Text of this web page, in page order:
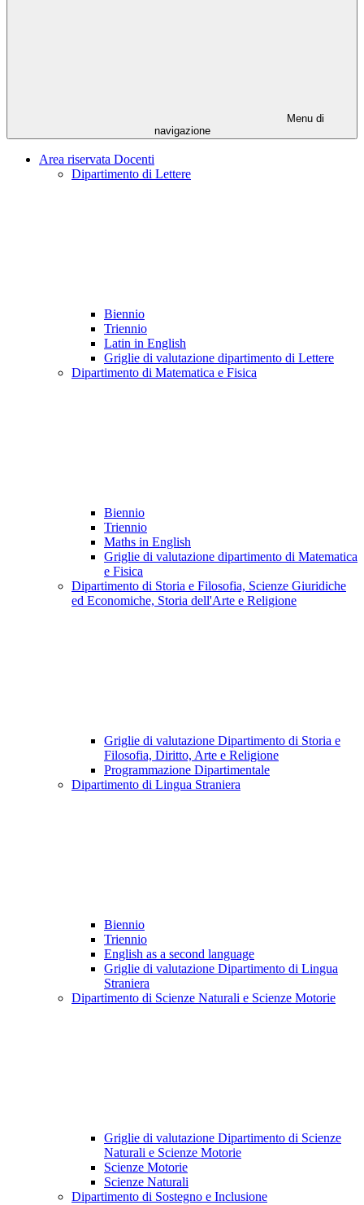
Menu di
navigazione
Area riservata Docenti
Dipartimento di Lettere
Biennio
Triennio
Latin in English
Griglie di valutazione dipartimento di Lettere
Dipartimento di Matematica e Fisica
Biennio
Triennio
Maths in English
Griglie di valutazione dipartimento di Matematica
e Fisica
Dipartimento di Storia e Filosofia, Scienze Giuridiche
ed Economiche, Storia dell'Arte e Religione
Griglie di valutazione Dipartimento di Storia e
Filosofia, Diritto, Arte e Religione
Programmazione Dipartimentale
Dipartimento di Lingua Straniera
Biennio
Triennio
English as a second language
Griglie di valutazione Dipartimento di Lingua
Straniera
Dipartimento di Scienze Naturali e Scienze Motorie
Griglie di valutazione Dipartimento di Scienze
Naturali e Scienze Motorie
Scienze Motorie
Scienze Naturali
Dipartimento di Sostegno e Inclusione